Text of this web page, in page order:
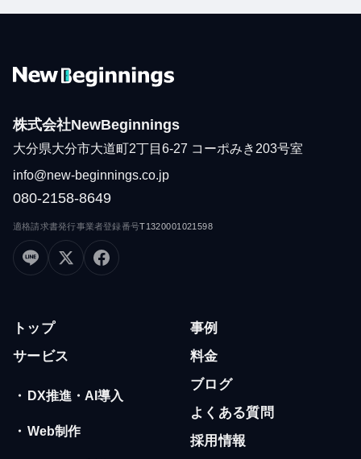
株式会社NewBeginnings
大分県大分市大道町2丁目6-27 コーポみき203号室
info@new-beginnings.co.jp
080-2158-8649
適格請求書発行事業者登録番号T1320001021598
トップ
サービス
・ DX推進・AI導入
・ Web制作
事例
料金
ブログ
よくある質問
採用情報